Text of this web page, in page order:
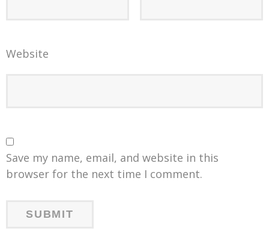
Website
Save my name, email, and website in this
browser for the next time I comment.